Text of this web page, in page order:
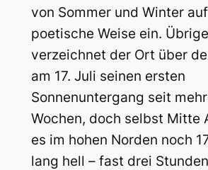
von Sommer und Winter
poetische Weise ein.
verzeichnet der Ort über
am 17. Juli seinen ersten
Sonnenuntergang seit
Wochen, doch selbst Mitte
es im hohen Norden noch
lang hell – fast drei